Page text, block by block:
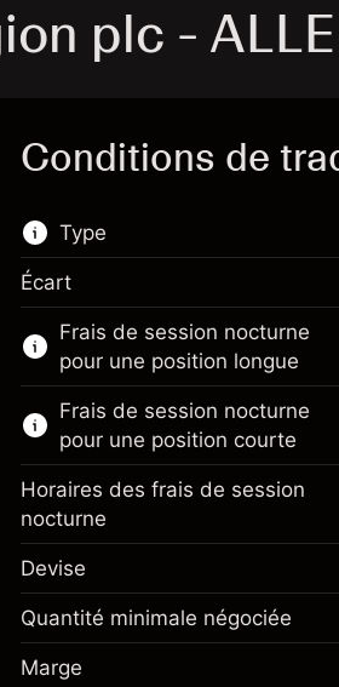
plc -
Conditions de
Type
Ce marché financier est
trading de CFD.
En savoir plus sur :
CFD
Écart
Frais de session nocturne
pour une position longue
Marge. Votre
investissement
Ajustement des fonds de
Frais de session nocturne
pour une position courte
Horaires des frais de session
nocturne
Devise
Quantité minimale négociée
Marge